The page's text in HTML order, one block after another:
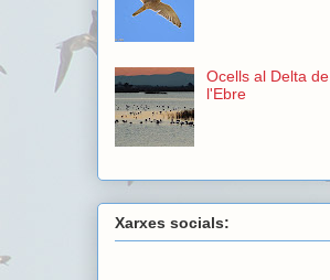
Ocells al Delta de
l'Ebre
Xarxes socials: